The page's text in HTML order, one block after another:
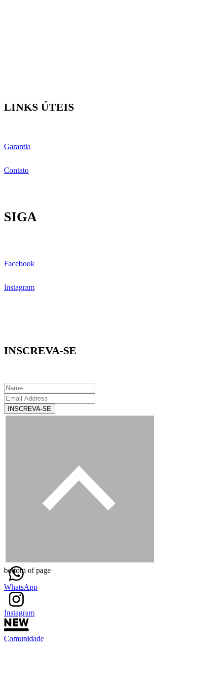
LINKS ÚTEIS
Garantia
Contato
SIGA
Facebook
Instagram
INSCREVA-SE
INSCREVA-SE
WhatsApp
Instagram
Comunidade
bottom of page